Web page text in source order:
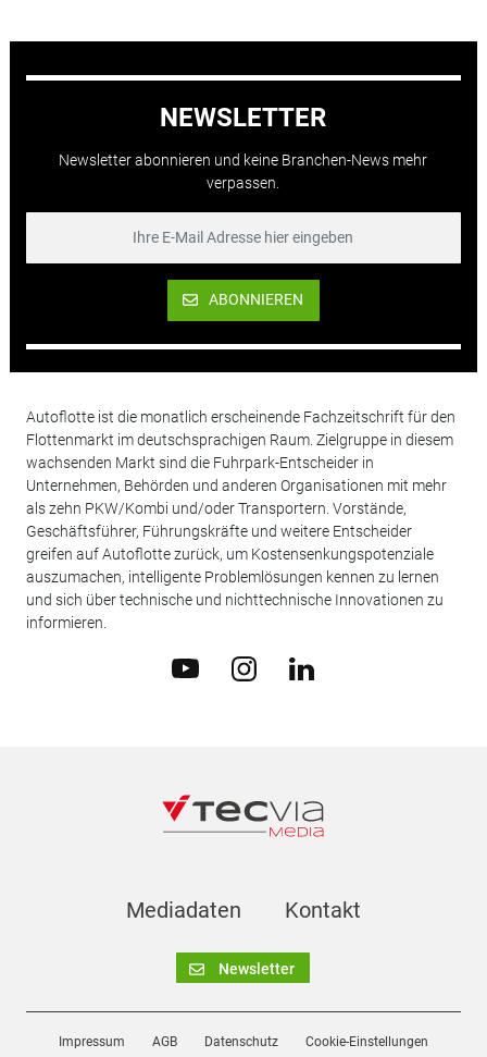
NEWSLETTER
Newsletter abonnieren und keine Branchen-News mehr
verpassen.
ABONNIEREN
Autoflotte ist die monatlich erscheinende Fachzeitschrift für den
Flottenmarkt im deutschsprachigen Raum. Zielgruppe in diesem
wachsenden Markt sind die Fuhrpark-Entscheider in
Unternehmen, Behörden und anderen Organisationen mit mehr
als zehn PKW/Kombi und/oder Transportern. Vorstände,
Geschäftsführer, Führungskräfte und weitere Entscheider
greifen auf Autoflotte zurück, um Kostensenkungspotenziale
auszumachen, intelligente Problemlösungen kennen zu lernen
und sich über technische und nichttechnische Innovationen zu
informieren.
Mediadaten Kontakt
Newsletter
Impressum AGB Datenschutz Cookie-Einstellungen